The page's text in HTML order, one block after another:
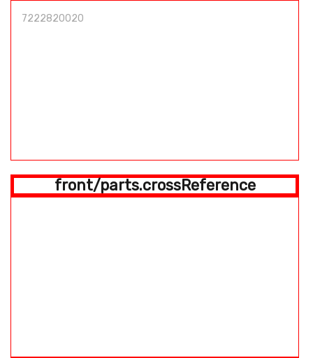
7222820020
front/parts.crossReference